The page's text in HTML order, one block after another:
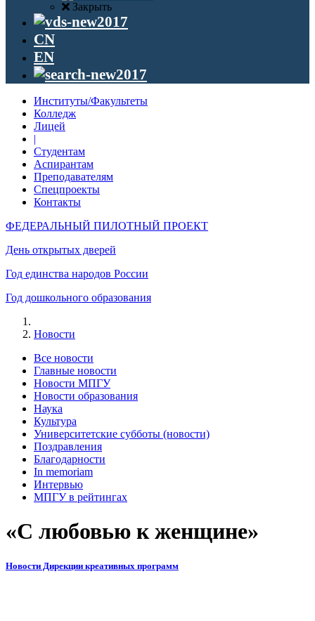
Закрыть
CN
EN
Институты/Факультеты
Колледж
Лицей
|
Студентам
Аспирантам
Преподавателям
Спецпроекты
Контакты
ФЕДЕРАЛЬНЫЙ ПИЛОТНЫЙ ПРОЕКТ
День открытых дверей
Год единства народов России
Год дошкольного образования
Новости
Все новости
Главные новости
Новости МПГУ
Новости образования
Наука
Культура
Университетские субботы (новости)
Поздравления
Благодарности
In memoriam
Интервью
МПГУ в рейтингах
«С любовью к женщине»
Новости Дирекции креативных программ